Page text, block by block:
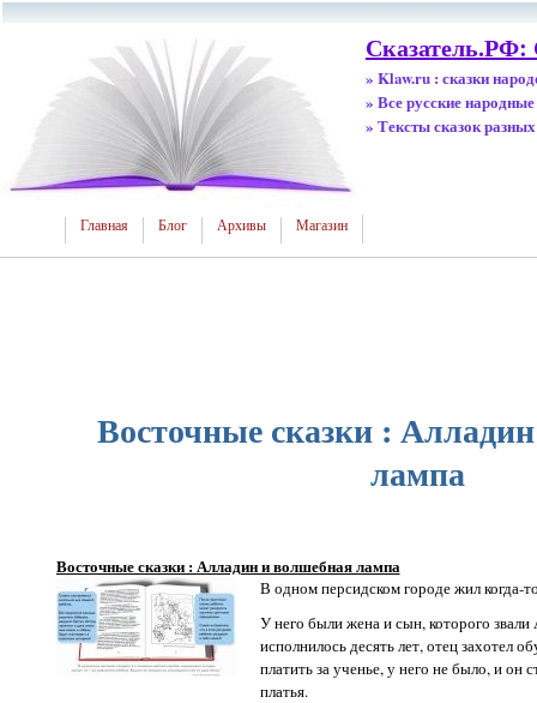
Сказатель.РФ:
» Klaw.ru : сказки
» Все русские народные
» Тексты сказок
Главная Блог Архивы Магазин
Восточные сказки :
лампа
Восточные сказки : Алладин и волшебная лампа
В одном персидском городе жил когда-
У него были жена и сын, которого
исполнилось десять лет, отец захотел
платить за ученье, у него не было, и он
платья.